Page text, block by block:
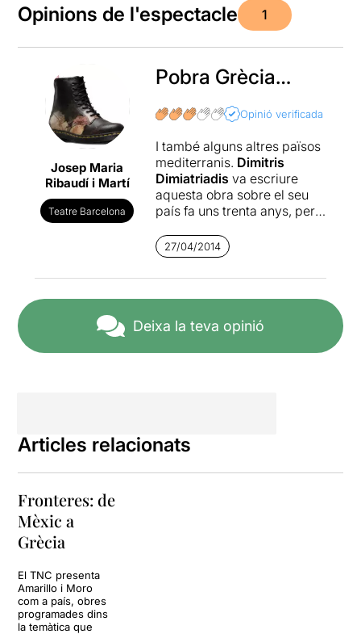
Opinions de l'espectacle 1
Josep Maria
Ribaudí i Martí
Teatre Barcelona
Pobra Grècia…
Opinió verificada
I també alguns altres països
mediterranis. Dimitris
Dimiatriadis va escriure
aquesta obra sobre el seu
país fa uns trenta anys, però
plena actualitat. Una
monòleg on la desesperança
és patent tota l'estona, i és
els va venir a continuació i el
cop d'estat dels coronels, es
van fumar una generació
tan en tant emetien sorolls,
ha defensat amb dents i
ungles un text dificilíssim,
27/04/2014
Deixa la teva opinió
Articles relacionats
Fronteres: de
Mèxic a
Grècia
El TNC presenta
Amarillo i Moro
com a país, obres
programades dins
la temàtica que